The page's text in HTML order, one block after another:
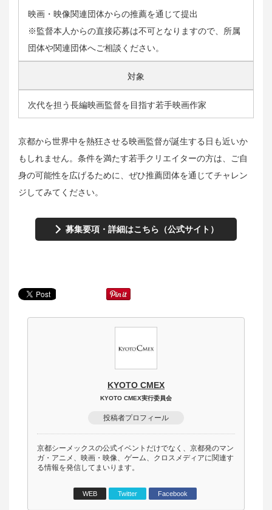
映画・映像関連団体からの推薦を通じて提出
※監督本人からの直接応募は不可となりますので、所属
団体や関連団体へご相談ください。
対象
次代を担う長編映画監督を目指す若手映画作家
京都から世界中を熱狂させる映画監督が誕生する日も近いか
もしれません。条件を満たす若手クリエイターの方は、ご自
身の可能性を広げるために、ぜひ推薦団体を通じてチャレン
ジしてみてください。
募集要項・詳細はこちら（公式サイト）
KYOTO CMEX
KYOTO CMEX実行委員会
投稿者プロフィール
京都シーメックスの公式イベントだけでなく、京都発のマン
ガ・アニメ、映画・映像、ゲーム、クロスメディアに関連す
る情報を発信してまいります。
WEB Twitter Facebook